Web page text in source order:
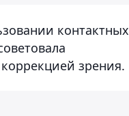
контактных
зрения.